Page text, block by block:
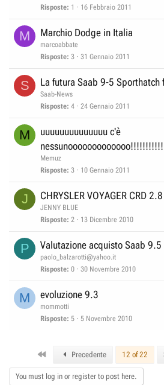
Risposte 1 16 Febbraio 2011
M Marchio Dodge in Italia
marcoabbate
Risposte 3 31 Gennaio 2011
S La futura Saab 9-5 Sporthatch
Saab-News
Risposte 4 24 Gennaio 2011
M
uuuuuuuuuuuuuu c'è
Memuz
Risposte 3 10 Gennaio 2011
J CHRYSLER VOYAGER CRD
JENNY BLUE
Risposte 2 13 Dicembre 2010
P Valutazione acquisto Saab
paolo_balzarotti@yahoo.it
Risposte 0 30 Novembre 2010
M evoluzione 9.3
mommotti
Risposte 5 5 Novembre 2010
Precedente 12 of 22
You must log in or register to post here.